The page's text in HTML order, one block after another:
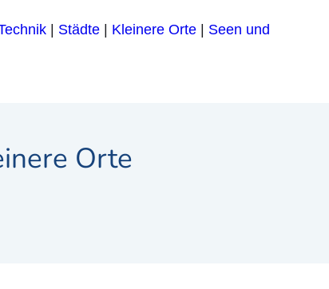
| Städte| Kleinere Orte| Seen und
Orte